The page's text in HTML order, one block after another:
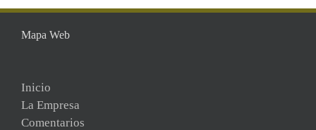
Mapa Web
Inicio
La Empresa
Comentarios